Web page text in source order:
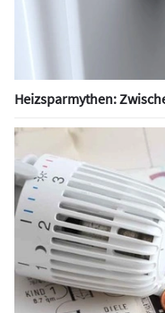
Heizsparmythen: